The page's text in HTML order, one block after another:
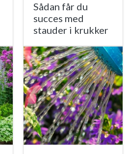
Sådan får du
succes med
stauder i krukker